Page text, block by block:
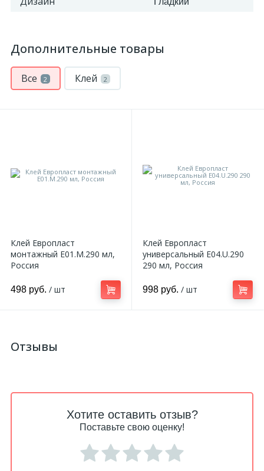
Дополнительные товары
Все 2 Клей 2
Клей Европласт
монтажный E01.M.290 мл,
Россия
498 руб. / шт
Клей Европласт
универсальный E04.U.290
290 мл, Россия
998 руб. / шт
Отзывы
Хотите оставить отзыв?
Поставьте свою оценку!
Уголки цветные